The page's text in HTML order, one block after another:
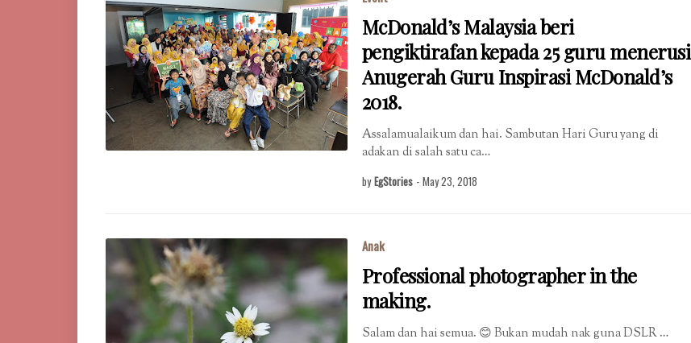
McDonald’s Malaysia beri
pengiktirafan kepada 25 guru menerusi
Anugerah Guru Inspirasi McDonald’s
2018.
Assalamualaikum dan hai. Sambutan Hari Guru yang di
adakan di salah satu ca…
by EgStories - May 23, 2018
Anak
Professional photographer in the
making.
Salam dan hai semua. 😊 Bukan mudah nak guna DSLR …